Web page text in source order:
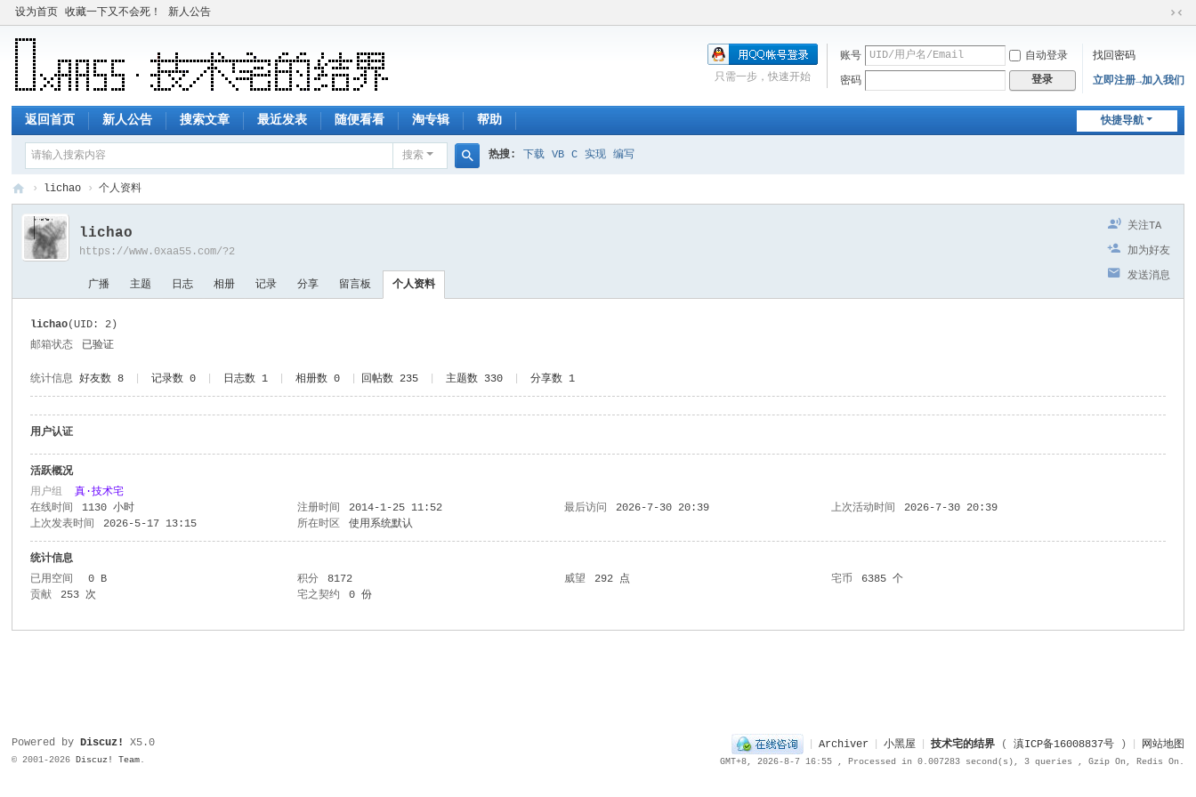
设为首页 收藏一下又不会死！ 新人公告
切
窄
账号 自动登录
找回密码
密码
登录 立即注册→加入我们
只需一步，快速开始
快捷导航
返回首页 新人公告 搜索文章 最近发表 随便看看 淘专辑 帮助
搜索
索
热搜: 下载 VB C 实现 编写
技
术
宅
› lichao › 个人资料
关注TA
加为好友
发送消息
lichao
https://www.0xaa55.com/?2
广播 主题 日志 相册 记录 分享 留言板 个人资料
lichao(UID: 2)
邮箱状态
已验证
统计信息 好友数 8 记录数 0 日志数 1 相册数 0 回帖数 235 主题数 330 分享数 1
用户认证
活跃概况
用户组真·技术宅
在线时间
1130 小时 注册时间 2014-1-25 11:52 最后访问 2026-7-30 20:39 上次活动时间
2026-7-30 20:39
上次发表时间
2026-5-17 13:15 所在时区 使用系统默认
统计信息
已用空间
0 B 积分 8172 威望 292 点 宅币
6385 个
贡献
253 次 宅之契约 0 份
Archiver 小黑屋 技术宅的结界( 滇ICP备16008837号) 网站地图
GMT+8, 2026-8-7 16:55, Processed in 0.007283 second(s), 3 queries , Gzip On, Redis On.
Powered byDiscuz! X5.0
© 2001-2026 Discuz! Team.